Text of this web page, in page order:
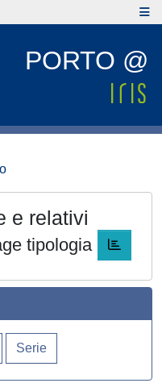
PORTO @
e relativi
tipologia